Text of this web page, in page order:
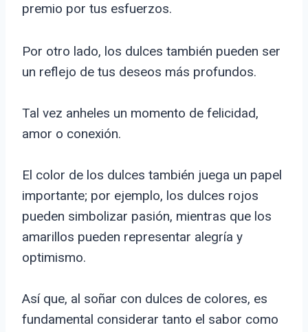
premio por tus esfuerzos.
Por otro lado, los dulces también pueden ser
un reflejo de tus deseos más profundos.
Tal vez anheles un momento de felicidad,
amor o conexión.
El color de los dulces también juega un papel
importante; por ejemplo, los dulces rojos
pueden simbolizar pasión, mientras que los
amarillos pueden representar alegría y
optimismo.
Así que, al soñar con dulces de colores, es
fundamental considerar tanto el sabor como